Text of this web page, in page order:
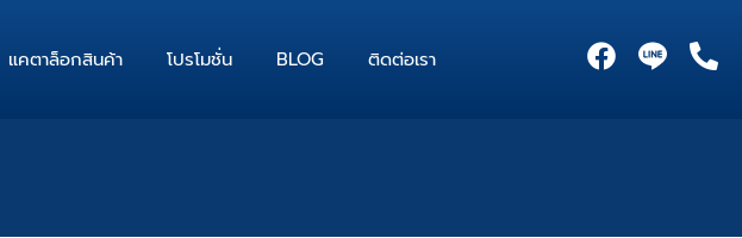
แคตาล็อกสินค้า โปรโมชั่น BLOG ติดต่อเรา
F
a
P
h